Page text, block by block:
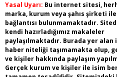
Yasal Uyarı: Bu internet sitesi,
marka, kurum veya şahıs şirketi
bağlantısı bulunmamaktadır.
kendi hazırladığımız makaleler
paylaşılmaktadır. Burada yer
haber niteliği taşımamakta olup,
ve kişiler hakkında paylaşım
Gerçek kurum ve kişiler ile isim